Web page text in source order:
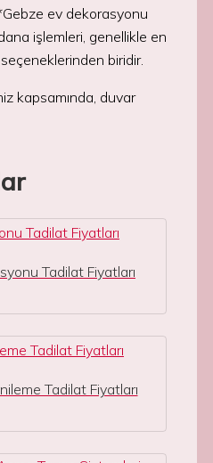
ev dekorasyonu
işlemleri, genellikle en
biridir.
kapsamında, duvar
Tadilat Fiyatları
Tadilat Fiyatları